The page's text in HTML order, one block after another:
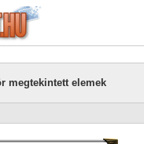
megtekintett elemek